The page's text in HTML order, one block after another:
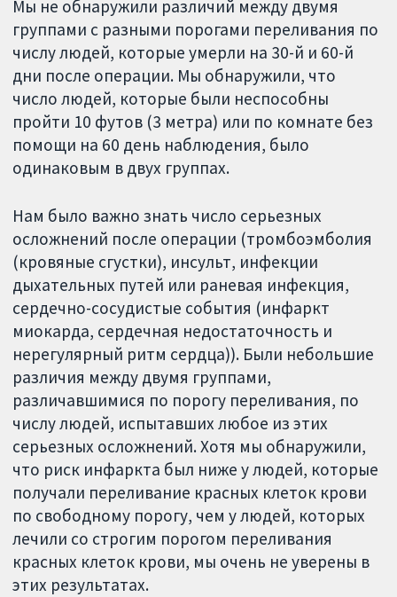
Мы не обнаружили различий между двумя
группами с разными порогами переливания по
числу людей, которые умерли на 30-й и 60-й
дни после операции. Мы обнаружили, что
число людей, которые были неспособны
пройти 10 футов (3 метра) или по комнате без
помощи на 60 день наблюдения, было
одинаковым в двух группах.
Нам было важно знать число серьезных
осложнений после операции (тромбоэмболия
(кровяные сгустки), инсульт, инфекции
дыхательных путей или раневая инфекция,
сердечно-сосудистые события (инфаркт
миокарда, сердечная недостаточность и
нерегулярный ритм сердца)). Были небольшие
различия между двумя группами,
различавшимися по порогу переливания, по
числу людей, испытавших любое из этих
серьезных осложнений. Хотя мы обнаружили,
что риск инфаркта был ниже у людей, которые
получали переливание красных клеток крови
по свободному порогу, чем у людей, которых
лечили со строгим порогом переливания
красных клеток крови, мы очень не уверены в
этих результатах.